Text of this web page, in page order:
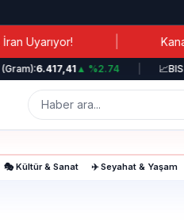
| Kanada
6.417,41▲ %2.74 | BIST
🎭 Kültür & Sanat ✈️ Seyahat & Yaşam